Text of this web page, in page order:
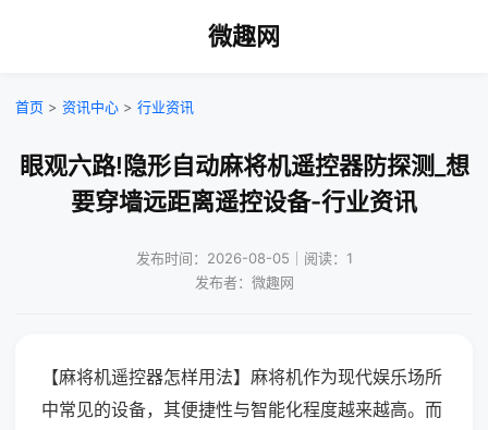
微趣网
首页 > 资讯中心 > 行业资讯
眼观六路!隐形自动麻将机遥控器防探测_想
要穿墙远距离遥控设备-行业资讯
发布时间：2026-08-05｜阅读：1
发布者：微趣网
【麻将机遥控器怎样用法】麻将机作为现代娱乐场所
中常见的设备，其便捷性与智能化程度越来越高。而